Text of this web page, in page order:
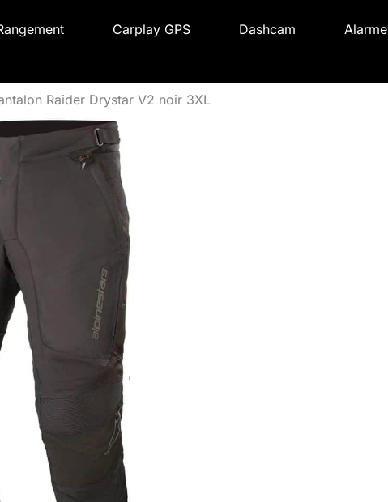
Carplay GPS Dashcam Alarme
Raider Drystar V2 noir 3XL